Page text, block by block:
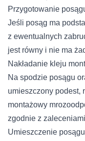
Przygotowanie
Jeśli posąg ma
z ewentualnych
jest równy i nie ma
Nakładanie kleju
Na spodzie posągu
umieszczony podest,
montażowy
zgodnie z
Umieszczenie